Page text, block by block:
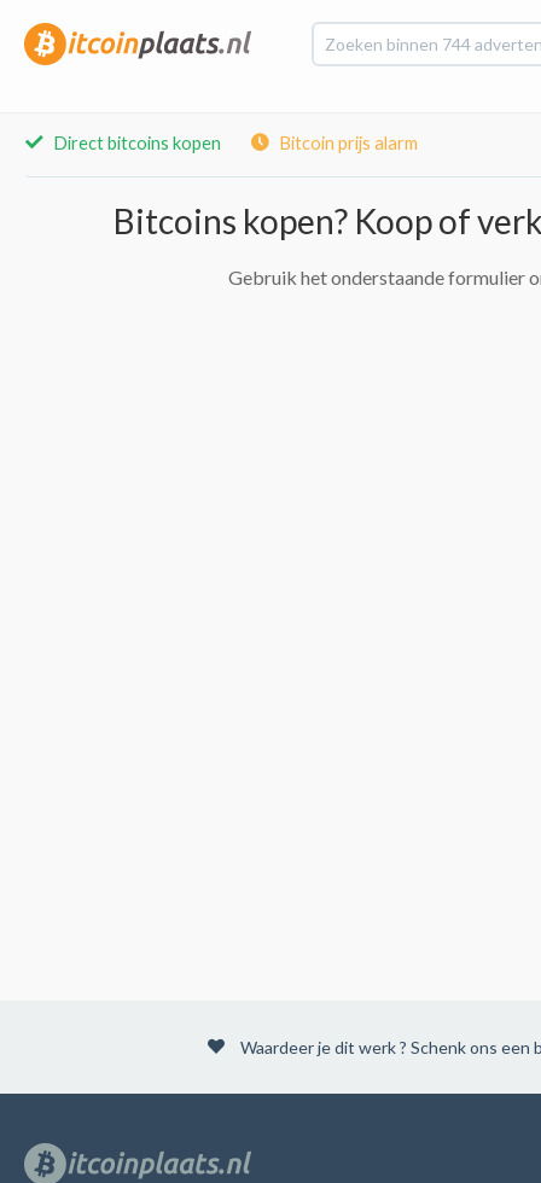
Direct bitcoins kopen Bitcoin prijs alarm
Bitcoins kopen? Koop of
Gebruik het onderstaande formulier
Waardeer je dit werk ? Schenk ons een